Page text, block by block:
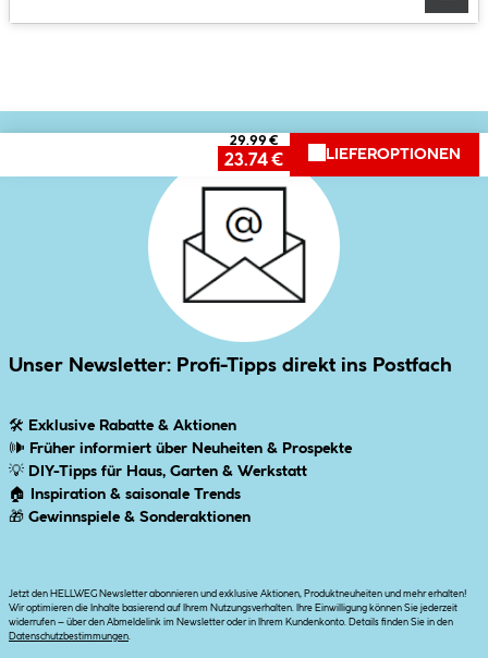
29.99 €
23.74 € LIEFEROPTIONEN
Unser Newsletter: Profi-Tipps direkt ins Postfach
🛠 Exklusive Rabatte & Aktionen
🕪 Früher informiert über Neuheiten & Prospekte
💡 DIY-Tipps für Haus, Garten & Werkstatt
🏠
Inspiration & saisonale Trends
🎁 Gewinnspiele & Sonderaktionen
Jetzt den HELLWEG Newsletter abonnieren und exklusive Aktionen, Produktneuheiten und mehr erhalten!
Wir optimieren die Inhalte basierend auf Ihrem Nutzungsverhalten. Ihre Einwilligung können Sie jederzeit
widerrufen – über den Abmeldelink im Newsletter oder in Ihrem Kundenkonto. Details finden Sie in den
Datenschutzbestimmungen